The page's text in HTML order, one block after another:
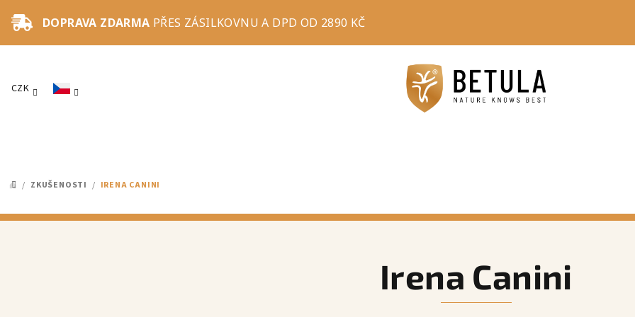
na
obsah
DOPRAVA ZDARMA PŘES ZÁSILKOVNU A DPD OD 2890 KČ
CZK
DOMŮ
/ ZKUŠENOSTI / IRENA CANINI
Irena Canini